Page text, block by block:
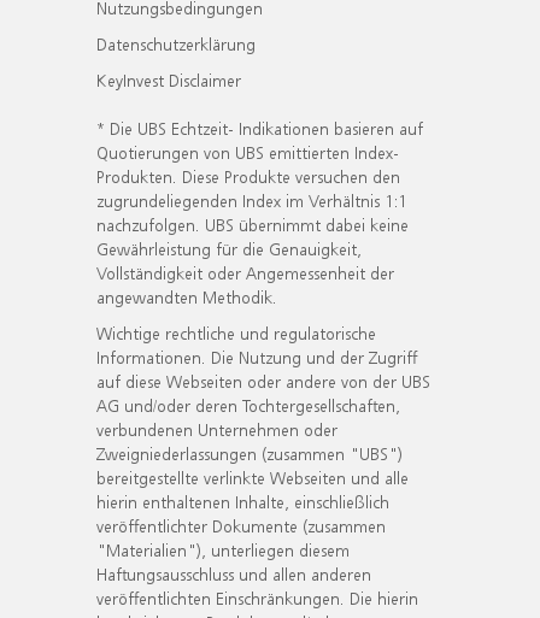
Nutzungsbedingungen
Datenschutzerklärung
KeyInvest Disclaimer
* Die UBS Echtzeit- Indikationen basieren auf
Quotierungen von UBS emittierten Index-
Produkten. Diese Produkte versuchen den
zugrundeliegenden Index im Verhältnis 1:1
nachzufolgen. UBS übernimmt dabei keine
Gewährleistung für die Genauigkeit,
Vollständigkeit oder Angemessenheit der
angewandten Methodik.
Wichtige rechtliche und regulatorische
Informationen. Die Nutzung und der Zugriff
auf diese Webseiten oder andere von der UBS
AG und/oder deren Tochtergesellschaften,
verbundenen Unternehmen oder
Zweigniederlassungen (zusammen "UBS")
bereitgestellte verlinkte Webseiten und alle
hierin enthaltenen Inhalte, einschließlich
veröffentlichter Dokumente (zusammen
"Materialien"), unterliegen diesem
Haftungsausschluss und allen anderen
veröffentlichten Einschränkungen. Die hierin